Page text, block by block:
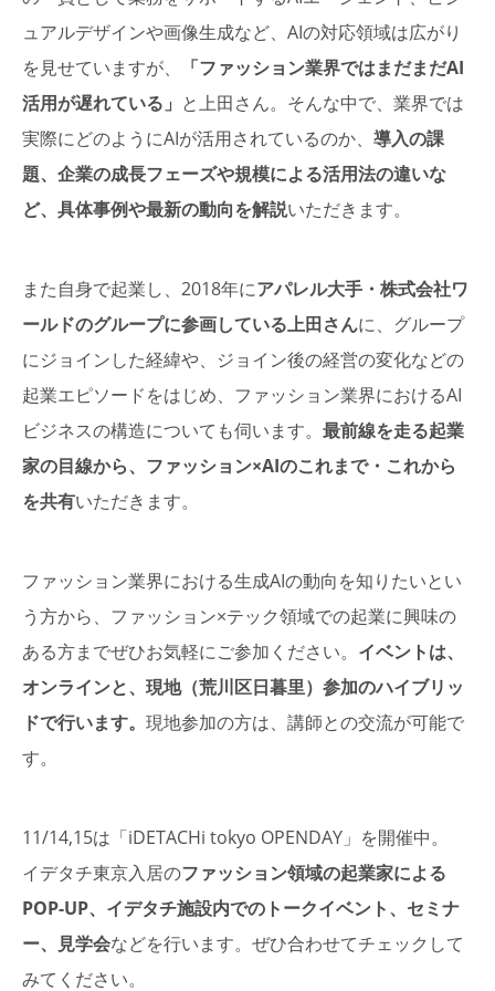
ュアルデザインや画像生成など、AIの対応領域は広がり
を見せていますが、
「ファッション業界ではまだまだAI
活用が遅れている」 と上田さん。そんな中で、業界では
実際にどのようにAIが活用されているのか、 導入の課
題、企業の成長フェーズや規模による活用法の違いな
ど、具体事例や最新の動向を解説いただきます。
また自身で起業し、2018年にアパレル大手・株式会社ワ
ールドのグループに参画している上田さんに、グループ
にジョインした経緯や、ジョイン後の経営の変化などの
起業エピソードをはじめ、ファッション業界におけるAI
ビジネスの構造についても伺います。 最前線を走る起業
家の目線から、ファッション×AIのこれまで・これから
を共有いただきます。
ファッション業界における生成AIの動向を知りたいとい
う方から、ファッション×テック領域での起業に興味の
ある方までぜひお気軽にご参加ください。 イベントは、
オンラインと、現地（荒川区日暮里）参加のハイブリッ
ドで行います。 現地参加の方は、講師との交流が可能で
す。
11/14,15は「iDETACHi tokyo OPENDAY」を開催中。
イデタチ東京入居のファッション領域の起業家による
POP-UP、イデタチ施設内でのトークイベント、セミナ
ー、見学会などを行います。ぜひ合わせてチェックして
みてください。